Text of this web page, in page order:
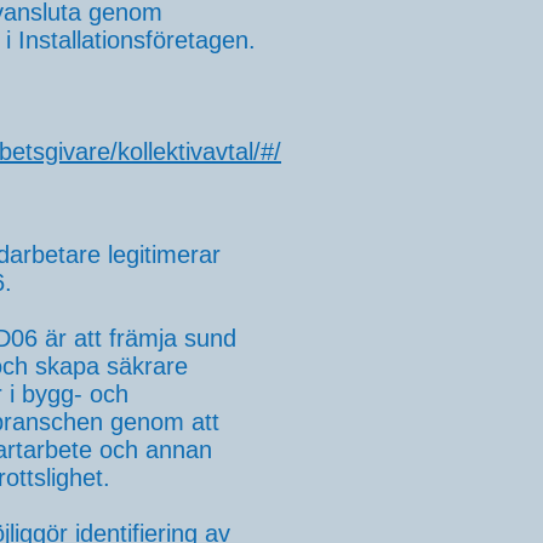
genom
Installationsföretagen.
kollektivavtal/#/
legitimerar
är att främja sund
skapa säkrare
i bygg- och
genom att
och annan
identifiering av